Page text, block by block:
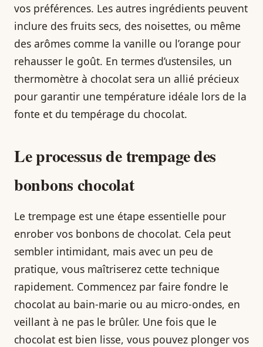
vos préférences. Les autres ingrédients peuvent
inclure des fruits secs, des noisettes, ou même
des arômes comme la vanille ou l’orange pour
rehausser le goût. En termes d’ustensiles, un
thermomètre à chocolat sera un allié précieux
pour garantir une température idéale lors de la
fonte et du tempérage du chocolat.
Le processus de trempage des
bonbons chocolat
Le trempage est une étape essentielle pour
enrober vos bonbons de chocolat. Cela peut
sembler intimidant, mais avec un peu de
pratique, vous maîtriserez cette technique
rapidement. Commencez par faire fondre le
chocolat au bain-marie ou au micro-ondes, en
veillant à ne pas le brûler. Une fois que le
chocolat est bien lisse, vous pouvez plonger vos